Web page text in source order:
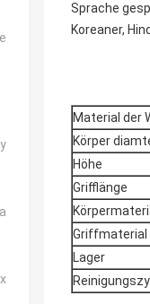
Sprache
Koreaner,
Material der
Körper
Höhe
Grifflänge
Griffmaterial
Lager